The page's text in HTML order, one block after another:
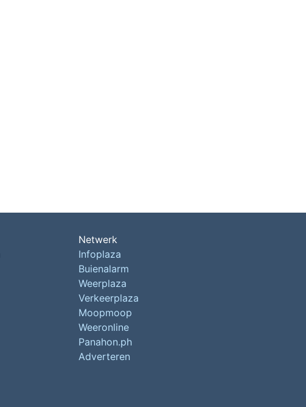
Netwerk
Infoplaza
Buienalarm
Weerplaza
Verkeerplaza
Moopmoop
Weeronline
Panahon.ph
Adverteren